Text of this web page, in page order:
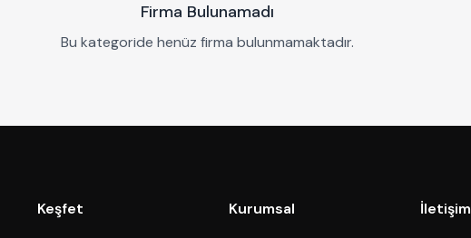
Firma Bulunamadı
Bu kategoride henüz firma bulunmamaktadır.
Keşfet Kurumsal İletişim